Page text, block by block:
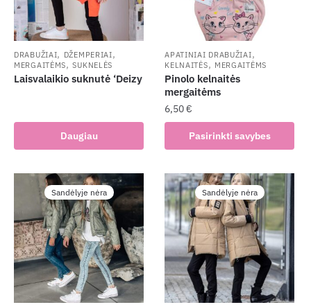
DRABUŽIAI, DŽEMPERIAI,
MERGAITĖMS,SUKNELĖS
Laisvalaikio suknutė ‘Deizy
Daugiau
APATINIAI DRABUŽIAI,
KELNAITĖS, MERGAITĖMS
Pinolo kelnaitės
mergaitėms
6,50€
Pasirinkti savybes
product
multiple
variants.
The
options
may
be
chosen
on
Sandėlyje nėra Sandėlyje nėra